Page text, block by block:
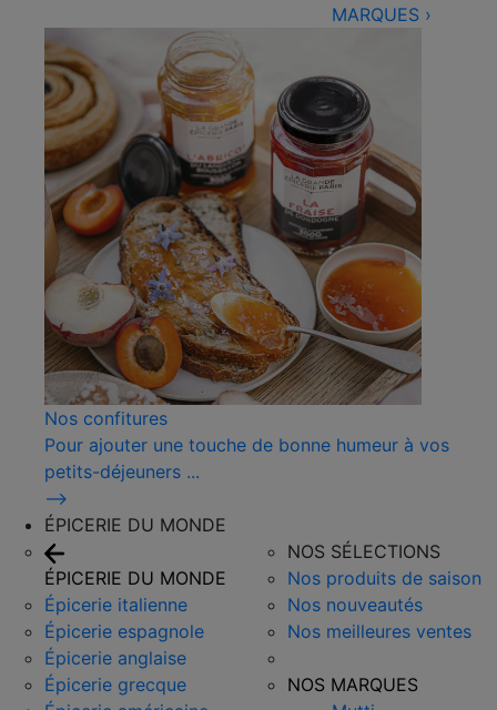
MARQUES ›
Nos confitures
Pour ajouter une touche de bonne humeur à vos
petits-déjeuners ...
⟶
ÉPICERIE DU MONDE
ÉPICERIE DU MONDE
Épicerie italienne
Épicerie espagnole
Épicerie anglaise
Épicerie grecque
NOS SÉLECTIONS
Nos produits de saison
Nos nouveautés
Nos meilleures ventes
NOS MARQUES